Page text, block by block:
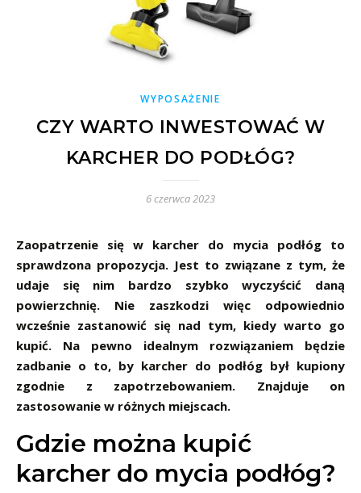
WYPOSAŻENIE
CZY WARTO INWESTOWAĆ W
KARCHER DO PODŁÓG?
6 czerwca 2023
Zaopatrzenie się w karcher do mycia podłóg to
sprawdzona propozycja. Jest to związane z tym, że
udaje się nim bardzo szybko wyczyścić daną
powierzchnię. Nie zaszkodzi więc odpowiednio
wcześnie zastanowić się nad tym, kiedy warto go
kupić. Na pewno idealnym rozwiązaniem będzie
zadbanie o to, by karcher do podłóg był kupiony
zgodnie z zapotrzebowaniem. Znajduje on
zastosowanie w różnych miejscach.
Gdzie można kupić
karcher do mycia podłóg?